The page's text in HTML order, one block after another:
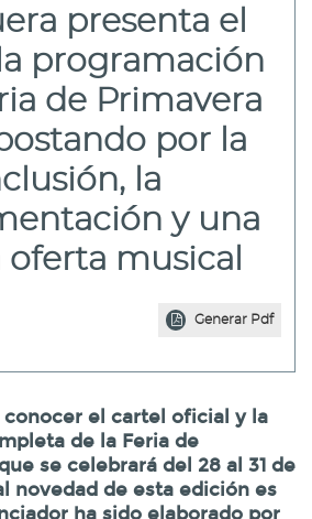
presenta el
programación
de Primavera
por la
la
y una
musical
Generar Pdf
conocer el cartel oficial y la
de la Feria de
se celebrará del 28 al 31 de
novedad de esta edición es
ha sido elaborado por